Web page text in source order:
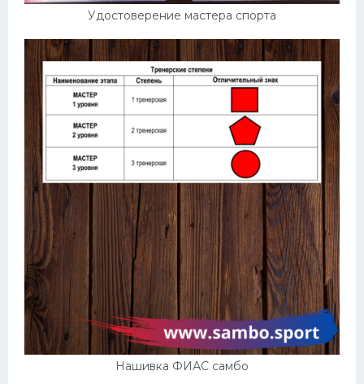
Удостоверение мастера спорта
Нашивка ФИАС самбо